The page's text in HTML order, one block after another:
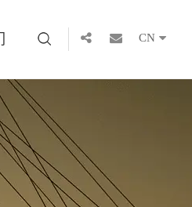
医疗设备
CN